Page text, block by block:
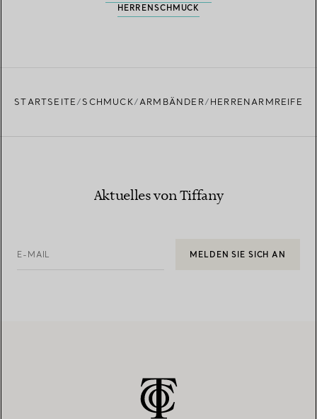
HERRENSCHMUCK
STARTSEITE SCHMUCK ARMBÄNDER HERRENARMREIFE
Aktuelles von Tiffany
E-MAIL MELDEN SIE SICH AN